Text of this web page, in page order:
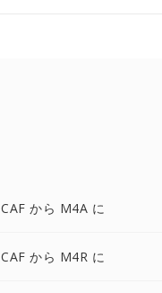
CAF から M4A に
CAF から M4R に